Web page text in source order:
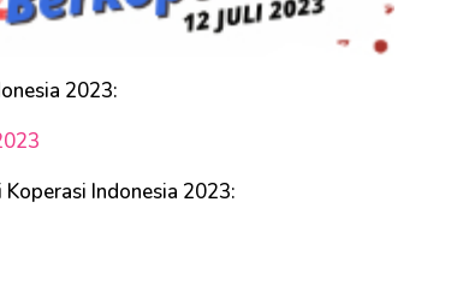
2023:
Indonesia 2023: